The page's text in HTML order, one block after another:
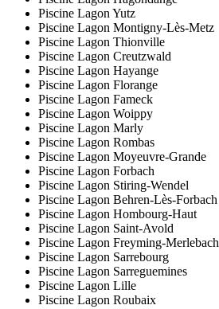
Piscine Lagon Yutz
Piscine Lagon Montigny-Lès-Metz
Piscine Lagon Thionville
Piscine Lagon Creutzwald
Piscine Lagon Hayange
Piscine Lagon Florange
Piscine Lagon Fameck
Piscine Lagon Woippy
Piscine Lagon Marly
Piscine Lagon Rombas
Piscine Lagon Moyeuvre-Grande
Piscine Lagon Forbach
Piscine Lagon Stiring-Wendel
Piscine Lagon Behren-Lès-Forbach
Piscine Lagon Hombourg-Haut
Piscine Lagon Saint-Avold
Piscine Lagon Freyming-Merlebach
Piscine Lagon Sarrebourg
Piscine Lagon Sarreguemines
Piscine Lagon Lille
Piscine Lagon Roubaix